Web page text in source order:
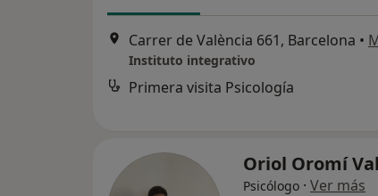
Carrer de València 661, Barcelona •
Instituto integrativo
Primera visita Psicología
Oriol Oromí
Psicólogo · Ver más